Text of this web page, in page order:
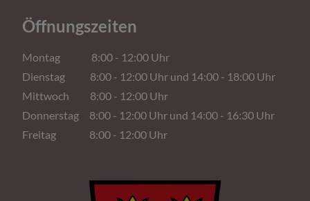
Öffnungszeiten
Montag 8:00 - 12:00 Uhr
Dienstag 8:00 - 12:00 Uhr und 14:00 - 18:00 Uhr
Mittwoch 8:00 - 12:00 Uhr
Donnerstag 8:00 - 12:00 Uhr und 14:00 - 16:30 Uhr
Freitag 8:00 - 12:00 Uhr